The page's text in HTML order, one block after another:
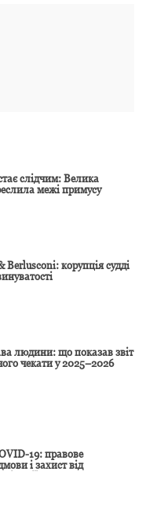
слідчим: Велика
межі примусу
корупція судді
людини: що показав звіт
чекати у 2025–2026
19: правове
і захист від